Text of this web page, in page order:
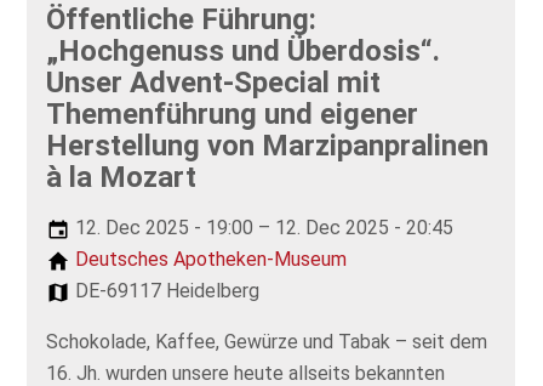
Öffentliche Führung:
„Hochgenuss und Überdosis“.
Unser Advent-Special mit
Themenführung und eigener
Herstellung von Marzipanpralinen
à la Mozart
12. Dec 2025 - 19:00 – 12. Dec 2025 - 20:45
Deutsches Apotheken-Museum
DE-69117 Heidelberg
Schokolade, Kaffee, Gewürze und Tabak – seit dem
16. Jh. wurden unsere heute allseits bekannten